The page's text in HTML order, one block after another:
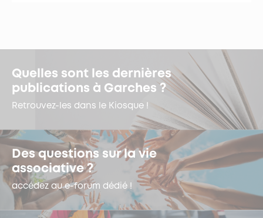
Quelles sont les dernières
publications à Garches ?
Retrouvez-les dans le Kiosque !
Des questions sur la vie
associative ?
accédez au e-forum dédié !